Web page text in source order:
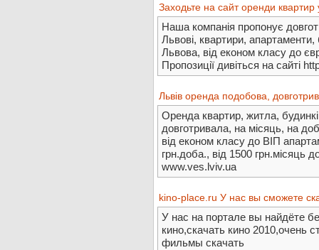
Заходьте на сайт оренди квартир
Наша компанія пропонує
Львові, квартири,
Львова, від економ класу до
Пропозиції дивіться на сайті
Львів оренда подобова,
Оренда квартир, житла,
довготривала, на місяць, на
від економ класу до ВІП
грн.доба., від 1500 грн.місяць
www.ves.lviv.ua
kino-place.ru У нас вы сможете
У нас на портале вы найдёте
кино,скачать кино 2010,очень
фильмы скачать